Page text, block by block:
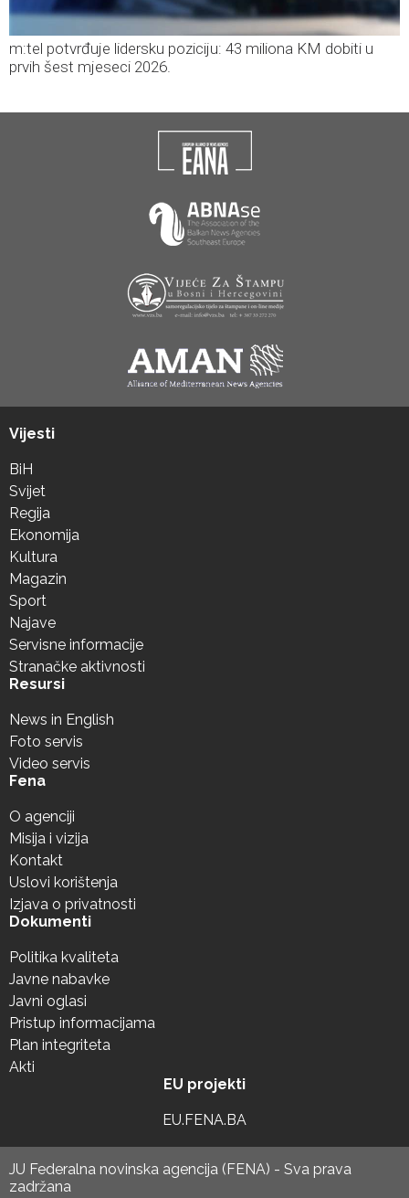
m:tel potvrđuje lidersku poziciju: 43 miliona KM dobiti u
prvih šest mjeseci 2026.
Vijesti
BiH
Svijet
Regija
Ekonomija
Kultura
Magazin
Sport
Najave
Servisne informacije
Stranačke aktivnosti
Resursi
News in English
Foto servis
Video servis
Fena
O agenciji
Misija i vizija
Kontakt
Uslovi korištenja
Izjava o privatnosti
Dokumenti
Politika kvaliteta
Javne nabavke
Javni oglasi
Pristup informacijama
Plan integriteta
Akti
EU projekti
EU.FENA.BA
JU Federalna novinska agencija (FENA) - Sva prava
zadržana